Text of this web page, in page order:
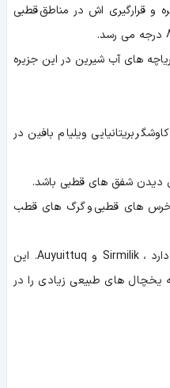
و قرارگیری اش در مناطق قطبی
های آب شیرین در این جزیره
بریتانیایی ویلیام بافین در
دیدن شفق های قطبی باشد.
خرس های قطبی و گرگ های قطب
دو پارک ملی در جزیره بافین وجود دارد ، Sirmilik و Auyuittuq. این
های طبیعی زیادی را در